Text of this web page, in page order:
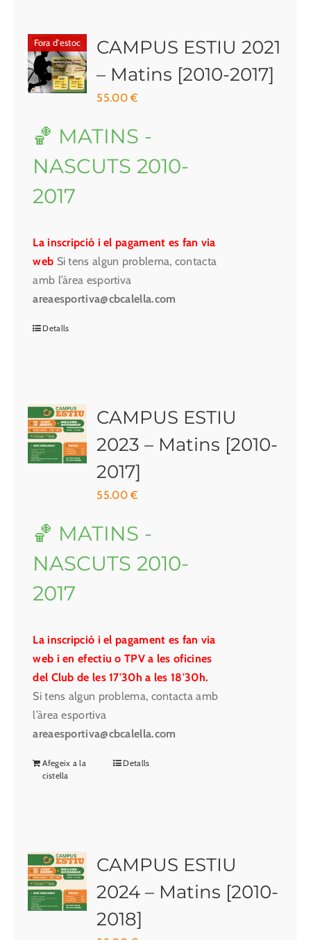
Fora d'estoc
CAMPUS ESTIU 2021
– Matins [2010-2017]
55.00€
🏀 MATINS -
NASCUTS 2010-
2017
La inscripció i el pagament es fan via
web Si tens algun problema, contacta
amb l’àrea esportiva
areaesportiva@cbcalella.com
Detalls
CAMPUS ESTIU
2023 – Matins [2010-
2017]
55.00€
🏀 MATINS -
NASCUTS 2010-
2017
La inscripció i el pagament es fan via
web i en efectiu o TPV a les oficines
del Club de les 17'30h a les 18'30h.
Si tens algun problema, contacta amb
l’àrea esportiva
areaesportiva@cbcalella.com
Afegeix a la
cistella
Detalls
CAMPUS ESTIU
2024 – Matins [2010-
2018]